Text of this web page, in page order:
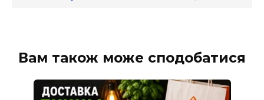
Вам також може сподобатися